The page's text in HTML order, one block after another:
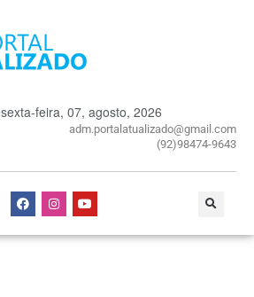
sexta-feira, 07, agosto, 2026
adm.portalatualizado@gmail.com
(92)98474-9643